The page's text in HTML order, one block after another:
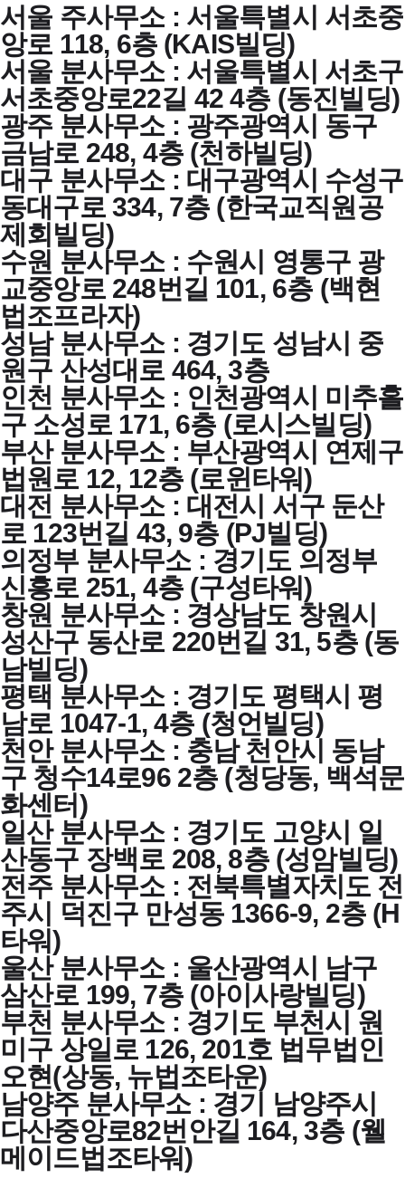
서울 주사무소 : 서울특별시 서초중
앙로 118, 6층 (KAIS빌딩)
서울 분사무소 : 서울특별시 서초구
서초중앙로22길 42 4층 (동진빌딩)
광주 분사무소 : 광주광역시 동구
금남로 248, 4층 (천하빌딩)
대구 분사무소 : 대구광역시 수성구
동대구로 334, 7층 (한국교직원공
제회빌딩)
수원 분사무소 : 수원시 영통구 광
교중앙로 248번길 101, 6층 (백현
법조프라자)
성남 분사무소 : 경기도 성남시 중
원구 산성대로 464, 3층
인천 분사무소 : 인천광역시 미추홀
구 소성로 171, 6층 (로시스빌딩)
부산 분사무소 : 부산광역시 연제구
법원로 12, 12층 (로윈타워)
대전 분사무소 : 대전시 서구 둔산
로 123번길 43, 9층 (PJ빌딩)
의정부 분사무소 : 경기도 의정부
신흥로 251, 4층 (구성타워)
창원 분사무소 : 경상남도 창원시
성산구 동산로 220번길 31, 5층 (동
남빌딩)
평택 분사무소 : 경기도 평택시 평
남로 1047-1, 4층 (청언빌딩)
천안 분사무소 : 충남 천안시 동남
구 청수14로96 2층 (청당동, 백석문
화센터)
일산 분사무소 : 경기도 고양시 일
산동구 장백로 208, 8층 (성암빌딩)
전주 분사무소 : 전북특별자치도 전
주시 덕진구 만성동 1366-9, 2층 (H
타워)
울산 분사무소 : 울산광역시 남구
삼산로 199, 7층 (아이사랑빌딩)
부천 분사무소 : 경기도 부천시 원
미구 상일로 126, 201호 법무법인
오현(상동, 뉴법조타운)
남양주 분사무소 : 경기 남양주시
다산중앙로82번안길 164, 3층 (웰
메이드법조타워)